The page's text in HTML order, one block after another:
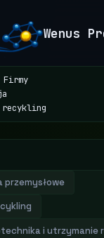
Wenus
Firmy
przemysłowe
i utrzymanie